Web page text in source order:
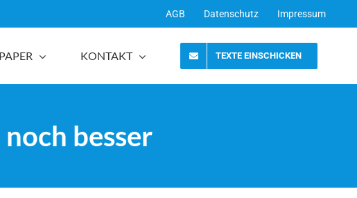
AGB Datenschutz Impressum
KONTAKT TEXTE EINSCHICKEN
besser